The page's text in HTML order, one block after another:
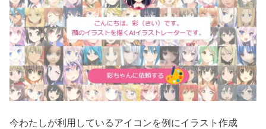
今わたしが利用しているアイコンを例にイラスト作成